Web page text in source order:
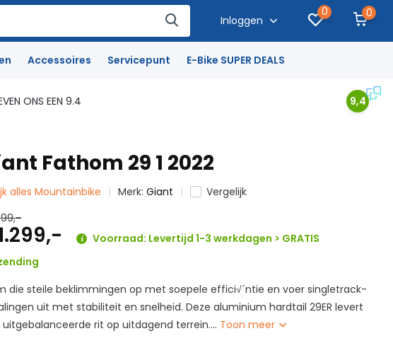
Inloggen
0 0
Accessoires Servicepunt E-Bike SUPER DEALS
ONS EEN 9.4 9,4
Fathom 29 1 2022
alles Mountainbike Merk:Giant
Vergelijk
Voorraad: Levertijd 1-3 werkdagen > GRATIS
die steile beklimmingen op met soepele effici√´ntie en voer singletrack-
uit met stabiliteit en snelheid. Deze aluminium hardtail 29ER levert
uitgebalanceerde rit op uitdagend terrein.... Toon meer